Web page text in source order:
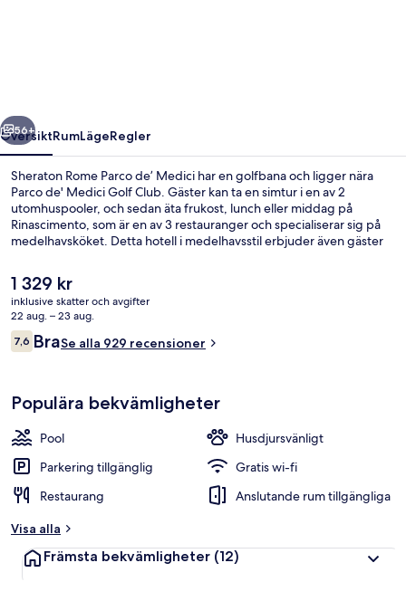
Nästa
56+
ÖversiktRumLägeRegler
Sheraton Rome Parco de’ Medici har en golfbana och ligger nära
Parco de' Medici Golf Club. Gäster kan ta en simtur i en av 2
utomhuspooler, och sedan äta frukost, lunch eller middag på
Rinascimento, som är en av 3 restauranger och specialiserar sig på
medelhavsköket. Detta hotell i medelhavsstil erbjuder även gäster
utomhuspool. Den hjälpsamma personalen och den generella
standarden brukar uppskattas av våra resenärer.
Det
nuvarande
priset
är
1 329 kr
1 329 kr
inklusive skatter och avgifter
22 aug. – 23 aug.
Recensioner
7,67,6 av 10,
BraSe alla 929 recensioner
Populära bekvämligheter
Pool
Husdjursvänligt
Parkering tillgänglig
Gratis wi-fi
Restaurang
Anslutande rum tillgängliga
Visa alla
Främsta bekvämligheter (12)